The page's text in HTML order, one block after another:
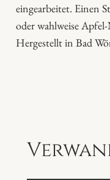
M
e
eingearbeitet. Einen
oder wahlweise
Hergestellt in Bad